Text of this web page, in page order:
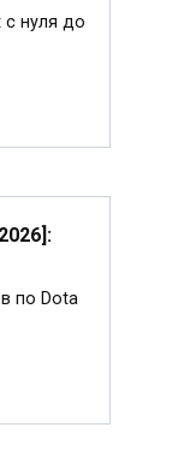
с нуля до
по Dota